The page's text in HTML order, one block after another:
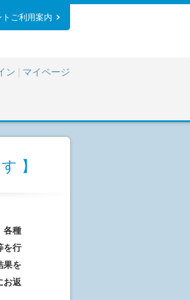
トご利用案内
ン マイページ
】
各種
を行
果を
お返